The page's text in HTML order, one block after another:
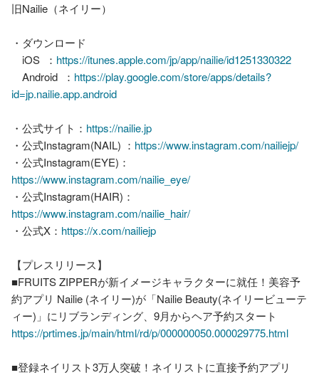
旧Nailie（ネイリー）
・ダウンロード
iOS  ： https://itunes.apple.com/jp/app/nailie/id1251330322
Android  ： https://play.google.com/store/apps/details?
id=jp.nailie.app.android
・公式サイト： https://nailie.jp
・公式Instagram(NAIL) ： https://www.instagram.com/nailiejp/
・公式Instagram(EYE)：
https://www.instagram.com/nailie_eye/
・公式Instagram(HAIR)：
https://www.instagram.com/nailie_hair/
・公式X： https://x.com/nailiejp
【プレスリリース】
■FRUITS ZIPPERが新イメージキャラクターに就任！美容予
約アプリ Nailie (ネイリー)が「Nailie Beauty(ネイリービューテ
https://prtimes.jp/main/html/rd/p/000000050.000029775.html
■登録ネイリスト3万人突破！ネイリストに直接予約アプリ